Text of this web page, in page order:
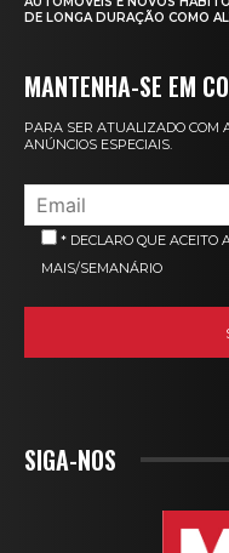
DE LONGA DURAÇÃO COMO
MANTENHA-SE EM
PARA SER ATUALIZADO COM
ANÚNCIOS ESPECIAIS.
* DECLARO QUE ACEITO
MAIS/SEMANÁRIO
SIGA-NOS